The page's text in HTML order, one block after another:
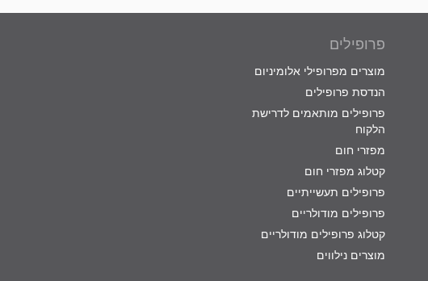
פרופילים
מוצרים מפרופילי אלומיניום
הנדסת פרופילים
פרופילים מותאמים לדרישת
הלקוח
מפזרי חום
קטלוג מפזרי חום
פרופילים תעשייתיים
פרופילים מודולריים
קטלוג פרופילים מודולריים
מוצרים נילווים